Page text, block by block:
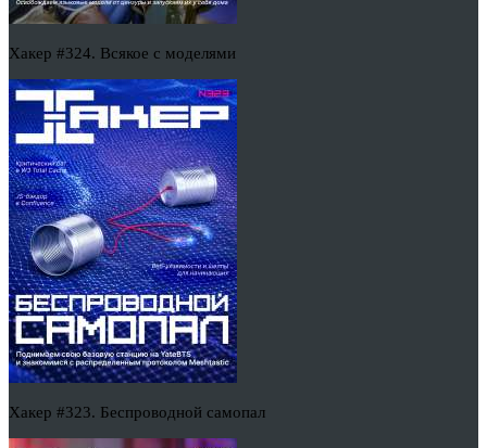
Хакер #324. Всякое с моделями
Хакер #323. Беспроводной самопал